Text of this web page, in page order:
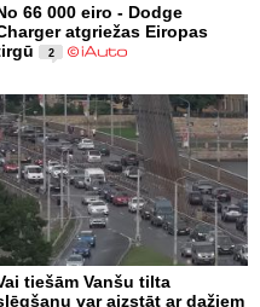
66 000 eiro - Dodge
atgriežas Eiropas
2
tiešām Vanšu tilta
var aizstāt ar dažiem